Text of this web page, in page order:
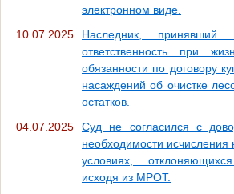
электронном виде.
10.07.2025
Наследник, принявший
ответственность при
обязанности по договору
насаждений об очистке
остатков.
04.07.2025
Суд не согласился с
необходимости исчисления
условиях,
исходя из МРОТ.